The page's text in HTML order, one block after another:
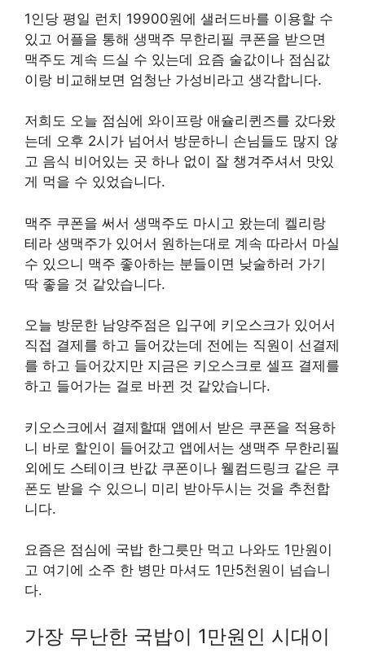
1인당 평일 런치 19900원에 샐러드바를 이용할 수
있고 어플을 통해 생맥주 무한리필 쿠폰을 받으면
맥주도 계속 드실 수 있는데 요즘 술값이나 점심값
이랑 비교해보면 엄청난 가성비라고 생각합니다.
저희도 오늘 점심에 와이프랑 애슐리퀸즈를 갔다왔
는데 오후 2시가 넘어서 방문하니 손님들도 많지 않
고 음식 비어있는 곳 하나 없이 잘 챙겨주셔서 맛있
게 먹을 수 있었습니다.
맥주 쿠폰을 써서 생맥주도 마시고 왔는데 켈리랑
테라 생맥주가 있어서 원하는대로 계속 따라서 마실
수 있으니 맥주 좋아하는 분들이면 낮술하러 가기
딱 좋을 것 같았습니다.
오늘 방문한 남양주점은 입구에 키오스크가 있어서
직접 결제를 하고 들어갔는데 전에는 직원이 선결제
를 하고 들어갔지만 지금은 키오스크로 셀프 결제를
하고 들어가는 걸로 바뀐 것 같았습니다.
키오스크에서 결제할때 앱에서 받은 쿠폰을 적용하
니 바로 할인이 들어갔고 앱에서는 생맥주 무한리필
외에도 스테이크 반값 쿠폰이나 웰컴드링크 같은 쿠
폰도 받을 수 있으니 미리 받아두시는 것을 추천합
니다.
요즘은 점심에 국밥 한그릇만 먹고 나와도 1만원이
고 여기에 소주 한 병만 마셔도 1만5천원이 넘습니
다.
가장 무난한 국밥이 1만원인 시대이